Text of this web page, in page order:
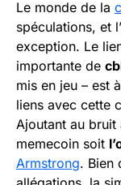
Le monde de la
spéculations, et
exception. Le
importante de
mis en jeu – est
liens avec cette
Ajoutant au bruit
memecoin soit
Armstrong. Bien